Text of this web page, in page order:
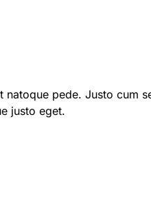
pede. Justo cum
justo eget.